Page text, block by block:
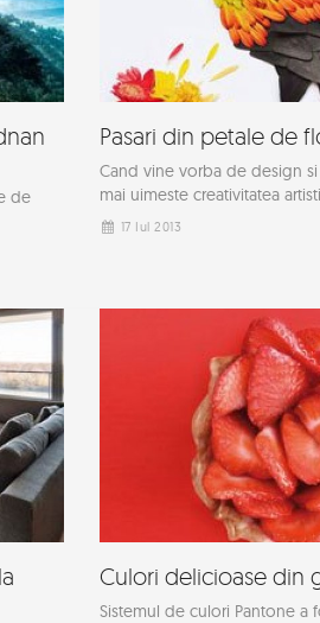
de
Pasari din petale de
Cand vine vorba de design
mai uimeste creativitatea
17 Iul 2013
Culori delicioase din
Sistemul de culori Pantone a